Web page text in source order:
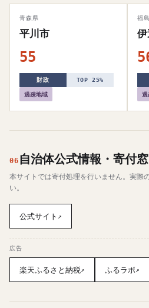
青森県
平川市
55
財政 TOP 25%
過疎地域
福
06 自治体公式情報・寄付
本サイトでは寄付処理を行いません。実際
い。
公式サイト ↗
広告
楽天ふるさと納税↗ ふるラボ↗